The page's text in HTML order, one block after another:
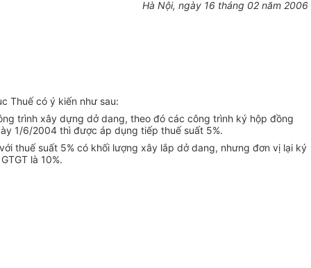
Hà Nội, ngày 16 tháng 02 năm 2006
Thuế có ý kiến như sau:
trình xây dựng dở dang, theo đó các công trình ký hộp đồng
1/6/2004 thì được áp dụng tiếp thuế suất 5%.
thuế suất 5% có khối lượng xây lắp dở dang, nhưng đơn vị lại ký
là 10%.